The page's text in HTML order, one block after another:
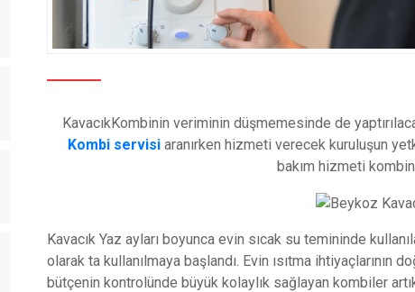
KavacıkKombinin veriminin düşmemesinde de
Kombi servisiaranırken hizmeti verecek kuruluşun
bakım hizmeti
Kavacık Yaz ayları boyunca evin sıcak su temininde
olarak ta kullanılmaya başlandı. Evin ısıtma ihtiyaçlarının
bütçenin kontrolünde büyük kolaylık sağlayan kombiler artık